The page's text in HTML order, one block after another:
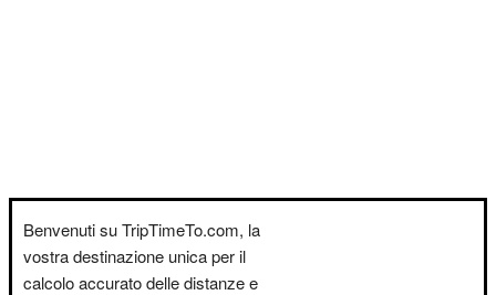
Benvenuti su TripTimeTo.com, la
vostra destinazione unica per il
calcolo accurato delle distanze e